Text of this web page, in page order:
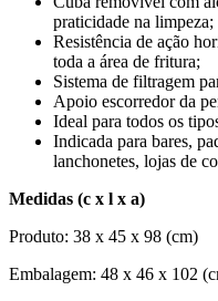
praticidade na limpeza;
Resistência de ação
toda a área de fritura;
Sistema de filtragem
Apoio escorredor da
Ideal para todos os
Indicada para bares,
lanchonetes, lojas de
Medidas (c x l x a)
Produto: 38 x 45 x 98 (cm)
Embalagem: 48 x 46 x 102